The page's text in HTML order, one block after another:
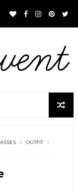
OUTFIT